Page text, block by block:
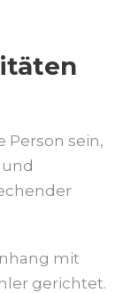
Person sein,
mit
gerichtet.